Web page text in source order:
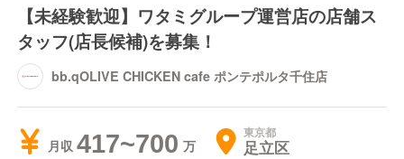
【未経験歓迎】ワタミグループ運営店の店舗ス
タッフ(店長候補)を募集！
bb.qOLIVE CHICKEN cafe ポンテポルタ千住店
月収 417~700 東京都
足立区